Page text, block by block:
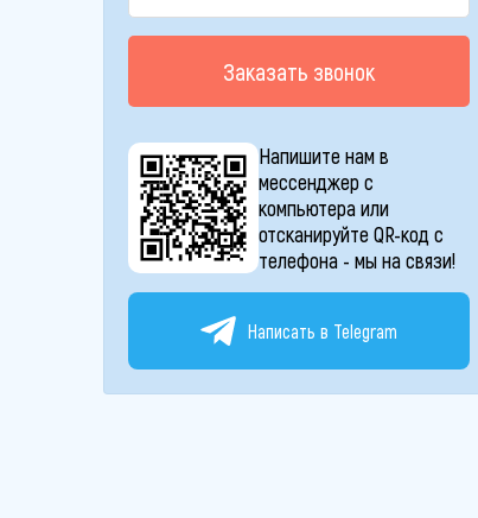
Заказать звонок
Напишите нам в
мессенджер с
компьютера или
отсканируйте QR-код с
телефона - мы на связи!
Написать в Telegram